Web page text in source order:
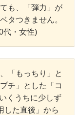
も、「弾力」が
タつきません。
代・女性)
「もっちり」と
チ」とした「コ
くうちに少しず
した直後」から